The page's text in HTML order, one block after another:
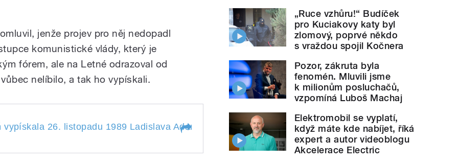
jenže projev pro něj nedopadl
komunistické vlády, který je
fórem, ale na Letné odrazoval od
nelíbilo, a tak ho vypískali.
vypískala 26. listopadu 1989 Ladislava Adamce, který odmítl generální stávku" style="">Zaplněná
„Ruce vzhůru!“ Budíček
pro Kuciakovy katy byl
zlomový, poprvé někdo
s vraždou spojil Kočnera
Pozor, zákruta byla
fenomén. Mluvili jsme
k milionům posluchačů,
vzpomíná Luboš Machaj
Elektromobil se vyplatí,
když máte kde nabíjet, říká
expert a autor videoblogu
Akcelerace Electric